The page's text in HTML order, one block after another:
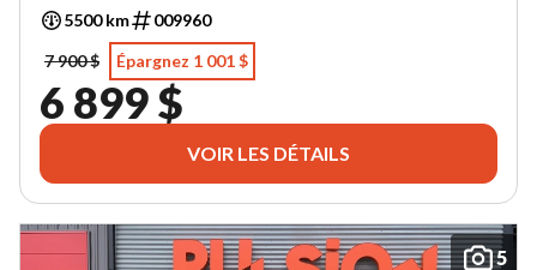
5500 km
009960
7 900 $
Épargnez 1 001 $
6 899 $
VOIR LES DÉTAILS
5